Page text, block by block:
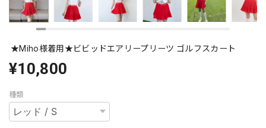
★Miho様着用★ビビッドエアリープリーツ ゴルフスカート
¥10,800
種類